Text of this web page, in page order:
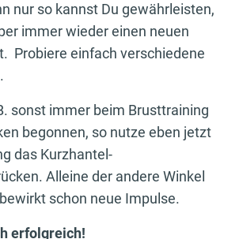
nur so kannst Du gewährleisten,
immer wieder einen neuen
Probiere einfach verschiedene
sonst immer beim Brusttraining
begonnen, so nutze eben jetzt
das Kurzhantel-
Alleine der andere Winkel
schon neue Impulse.
erfolgreich!